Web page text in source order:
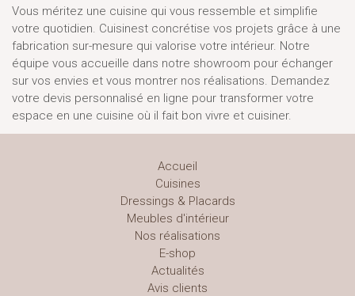
Vous méritez une cuisine qui vous ressemble et simplifie
votre quotidien. Cuisinest concrétise vos projets grâce à une
fabrication sur-mesure qui valorise votre intérieur. Notre
équipe vous accueille dans notre showroom pour échanger
sur vos envies et vous montrer nos réalisations. Demandez
votre devis personnalisé en ligne pour transformer votre
espace en une cuisine où il fait bon vivre et cuisiner.
Accueil
Cuisines
Dressings & Placards
Meubles d'intérieur
Nos réalisations
E-shop
Actualités
Avis clients